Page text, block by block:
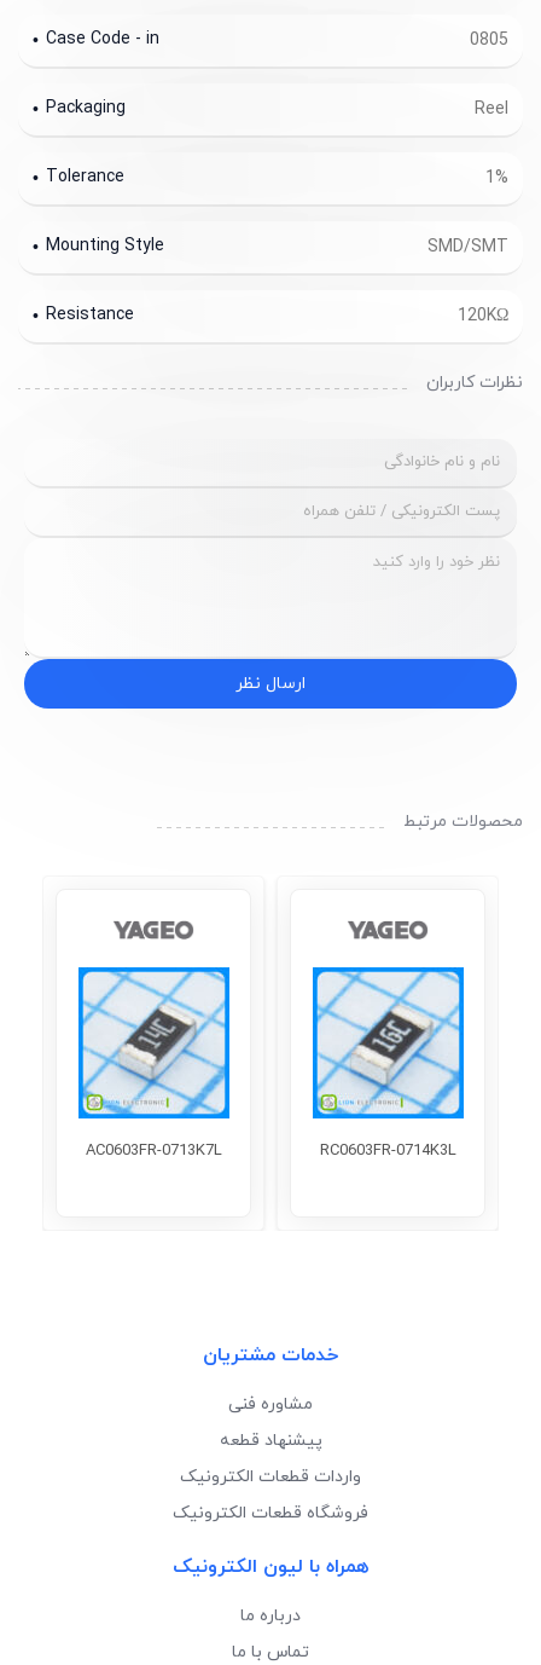
0805
Case Code - in
Reel
Packaging
1%
Tolerance
SMD/SMT
Mounting Style
120KΩ
Resistance
نظرات کاربران
ارسال نظر
محصولات مرتبط
RC0603FR-0714K3L
AC0603FR-0713K7L
خدمات مشتریان
مشاوره فنی
پیشنهاد قطعه
واردات قطعات الکترونیک
فروشگاه قطعات الکترونیک
همراه با لیون الکترونیک
درباره ما
تماس با ما